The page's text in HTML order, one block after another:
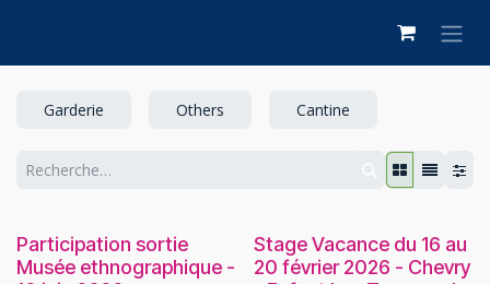
Garderie Others Cantine
Participation sortie
Musée ethnographique -
Stage Vacance du 16 au
20 février 2026 - Chevry